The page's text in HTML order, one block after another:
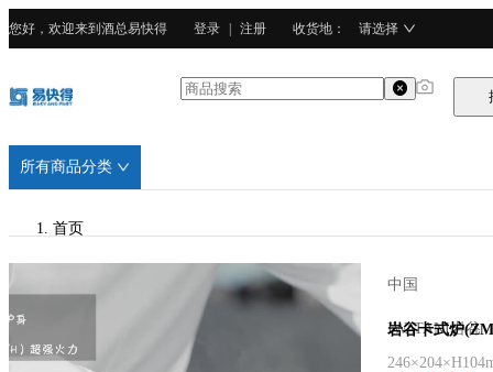
您好，欢迎来到酒总易快得 登录 注册 收货地 ： 请选择
所有商品分类
首页
中国
IWATANI岩谷
岩谷卡式炉